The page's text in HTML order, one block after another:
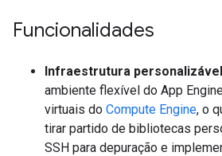
Funcionalidades
Infraestrutura personalizável
ambiente flexível do App
virtuais do Compute Engine, o
tirar partido de bibliotecas
SSH para depuração e